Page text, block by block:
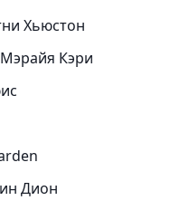
Хьюстон
Кэри
Дион